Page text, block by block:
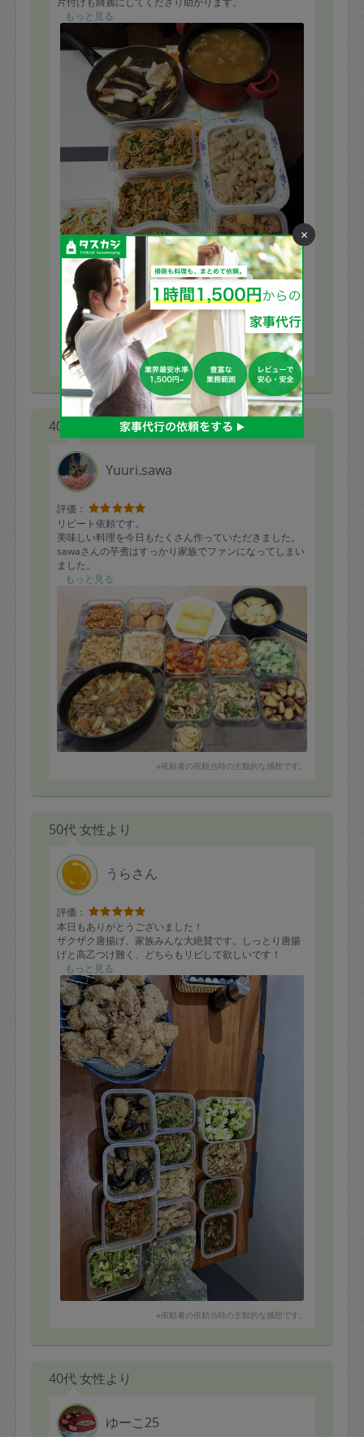
また宜しくお願い致しますm(_ _)m
もっと見る
※依頼者の依頼当時の主観的な感想です。
40代 女性より
Yuuri.sawa
評価：
リピート依頼です。
美味しい料理を今日もたくさん作っていただきました。
sawaさんの芋煮はすっかり家族でファンになってしまい
ました。
また、いつも和食を頼みがちだったので中華や洋食メニ
ューを相談しておすすめしていただきました。
子供に合わせて辛みなしなど、細かな対応もしてくださ
るので助かります！
またぜひお願い致します。
シェパードパイ
チキンのトマト煮込み
辛くないエビチリ
青椒肉絲
レンコンつくねハサミ焼き
鶏そぼろ
だし巻き卵
チリビーンズ
洋風炊き込みご飯
もっと見る
※依頼者の依頼当時の主観的な感想です。
50代 女性より
うらさん
評価：
本日もありがとうございました！
ザクザク唐揚げ、家族みんな大絶賛です。しっとり唐揚
げと高乙つけ難く、どちらもリピして欲しいです！
もっと見る
※依頼者の依頼当時の主観的な感想です。
40代 女性より
ゆーこ25
×